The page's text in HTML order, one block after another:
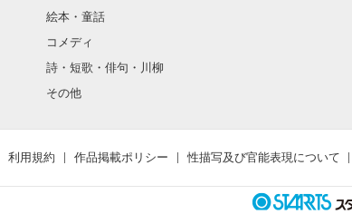
絵本・童話
コメディ
詩・短歌・俳句・川柳
その他
利用規約 作品掲載ポリシー 性描写及び官能表現について